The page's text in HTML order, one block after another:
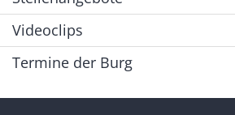
Videoclips
Termine der Burg